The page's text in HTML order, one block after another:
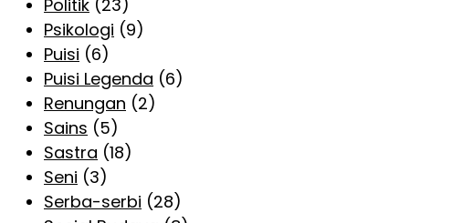
Politik (23)
Psikologi (9)
Puisi (6)
Puisi Legenda (6)
Renungan (2)
Sains (5)
Sastra (18)
Seni (3)
Serba-serbi (28)